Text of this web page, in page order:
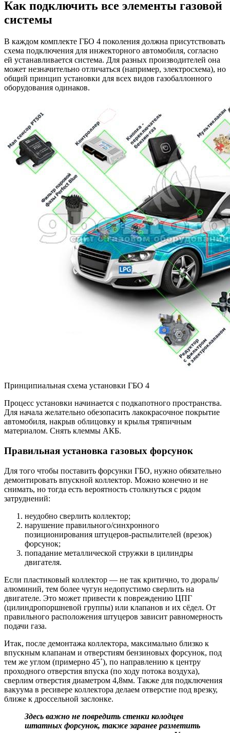
Как подключить все элементы газовой
системы
В каждом комплекте ГБО 4 поколения должна присутствовать
схема подключения для инжекторного автомобиля, согласно
ей устанавливается система. Для разных производителей она
может незначительно отличаться (например, электросхема), но
общий принцип установки для всех видов газобаллонного
оборудования одинаков.
Принципиальная схема установки ГБО 4
Процесс установки начинается с подкапотного пространства.
Для начала желательно обезопасить лакокрасочное покрытие
автомобиля, накрыв облицовку и крылья тряпичным
материалом. Снять клеммы АКБ.
Правильная установка газовых форсунок
Для того чтобы поставить форсунки ГБО, нужно обязательно
демонтировать впускной коллектор. Можно конечно и не
снимать, но тогда есть вероятность столкнуться с рядом
затруднений:
неудобно сверлить коллектор;
нарушение правильного/синхронного
позиционирования штуцеров-распылителей (врезок)
форсунок;
попадание металлической стружки в цилиндры
двигателя.
Если пластиковый коллектор — не так критично, то дюраль/
алюминий, тем более чугун недопустимо сверлить на
двигателе. Это может привести к повреждению ЦПГ
(цилиндропоршневой группы) или клапанов и их сёдел. От
правильного расположения штуцеров зависит равномерность
подачи газа.
Итак, после демонтажа коллектора, максимально близко к
впускным клапанам и отверстиям бензиновых форсунок, под
тем же углом (примерно 45˚), по направлению к центру
проходного отверстия впуска (по ходу потока воздуха),
сверлим отверстия диаметром 4,8мм. Также для подключения
вакуума в ресивере коллектора делаем отверстие под врезку,
ближе к дроссельной заслонке.
Здесь важно не повредить стенки колодцев
штатных форсунок, также заранее разметить